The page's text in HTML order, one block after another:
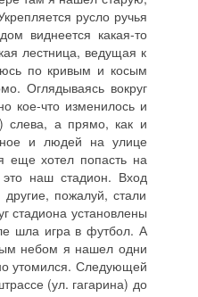
русло ручья
виднеется какая-то
лестница, ведущая к
по кривым и косым
Оглядываясь вокруг
кое-что изменилось и
слева, а прямо, как и
и людей на улице
еще хотел попасть на
наш стадион. Вход
пожалуй, стали
стадиона установлены
шла игра в футбол. А
небом я нашел одни
утомился. Следующей
(ул. гагарина) до